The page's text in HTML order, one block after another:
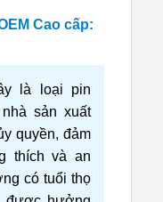
Cao cấp:
là loại pin
sản xuất
quyền, đảm
thích và an
có tuổi thọ